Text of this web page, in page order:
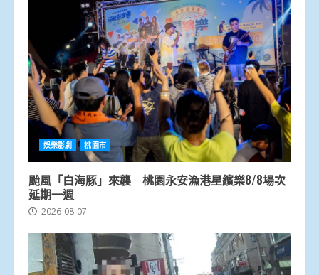
娛樂影劇 桃園市
颱風「白海豚」來襲 桃園永安漁港星繽樂8/8場次
延期一週
2026-08-07